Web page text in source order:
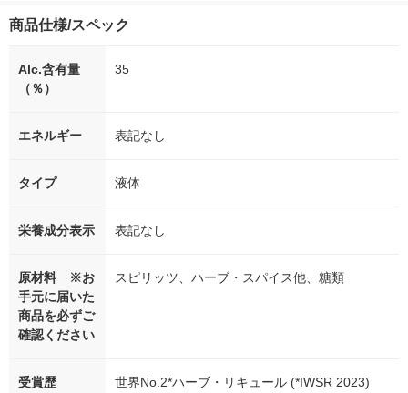
商品仕様/スペック
Alc.含有量
（％）
35
エネルギー 表記なし
タイプ 液体
栄養成分表示 表記なし
原材料 ※お
手元に届いた
商品を必ずご
確認ください
スピリッツ、ハーブ・スパイス他、糖類
受賞歴 世界No.2*ハーブ・リキュール (*IWSR 2023)